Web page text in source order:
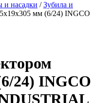
и насадки /Зубила и
мм (6/24) INGCO
24) INGCO